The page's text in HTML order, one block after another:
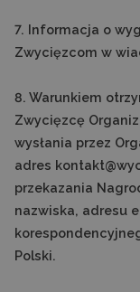
7. Informacja o
Zwycięzcom w
8. Warunkiem
Zwycięzcę
wysłania przez
adres
przekazania
nazwiska, adresu
Polski.